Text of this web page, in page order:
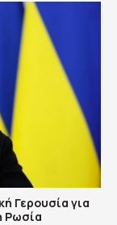
Γερουσία για
Ρωσία